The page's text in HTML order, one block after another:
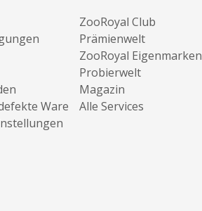
Ware
ZooRoyal Club
Prämienwelt
ZooRoyal Eigenmarken
Probierwelt
Magazin
Alle Services